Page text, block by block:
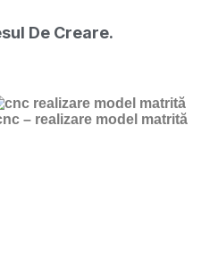
De Creare.
– realizare model matrită